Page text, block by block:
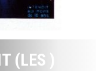
(LES )